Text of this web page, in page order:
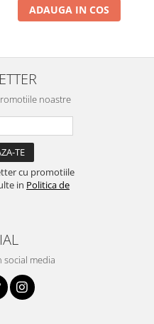
ADAUGA IN COS
noastre
cu promotiile
in Politica de
social media